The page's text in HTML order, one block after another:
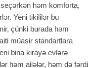
həm komforta,
Yeni tikililər bu
çünki burada həm
müasir standartlara
bina kirayə evlərə
həm ailələr, həm də fərdi